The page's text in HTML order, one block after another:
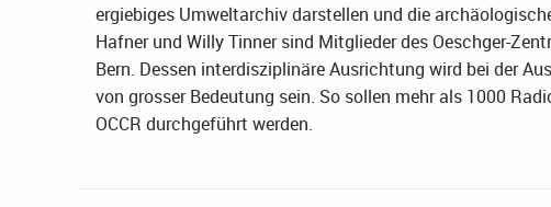
ergiebiges Umweltarchiv darstellen und die
Hafner und Willy Tinner sind Mitglieder des Oeschger-
Bern. Dessen interdisziplinäre Ausrichtung wird bei der
von grosser Bedeutung sein. So sollen mehr als 1000
OCCR durchgeführt werden.